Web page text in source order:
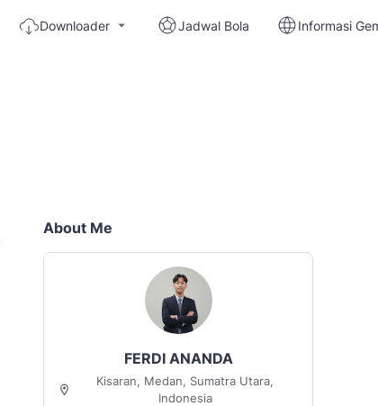
Downloader Jadwal Bola Informasi
About Me
FERDI ANANDA
Kisaran, Medan, Sumatra Utara,
Indonesia